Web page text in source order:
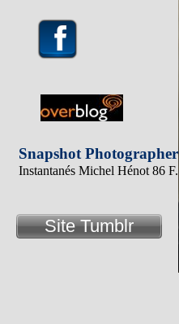
Site Tumblr
Snapshot Photographer
Instantanés Michel Hénot 86 F.